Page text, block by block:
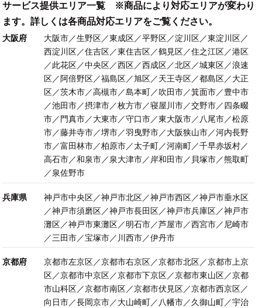
サービス提供エリア一覧 ※商品により対応エリアが変わり
ます。詳しくは各商品対応エリアをご覧ください。
大阪府
大阪市／生野区／東成区／平野区／淀川区／東淀川区／
西淀川区／住吉区／東住吉区／鶴見区／住之江区／港区
／此花区／中央区／西区／西成区／北区／城東区／浪速
区／阿倍野区／福島区／旭区／天王寺区／都島区／大正
区／茨木市／高槻市／島本町／吹田市／箕面市／豊中市
／池田市／摂津市／枚方市／寝屋川市／交野市／四条畷
市／門真市／大東市／守口市／東大阪市／八尾市／松原
市／藤井寺市／堺市／羽曳野市／大阪狭山市／河内長野
市／富田林市／柏原市／太子町／河南町／千早赤坂村／
高石市／和泉市／泉大津市／岸和田市／貝塚市／熊取町
／泉佐野市
兵庫県
神戸市中央区／神戸市北区／神戸市西区／神戸市垂水区
／神戸市須磨区／神戸市長田区／神戸市兵庫区／神戸市
灘区／神戸市東灘区／明石市／芦屋市／西宮市／尼崎市
／三田市／宝塚市／川西市／伊丹市
京都府
京都市左京区／京都市右京区／京都市北区／京都市上京
区／京都市中京区／京都市下京区／京都市東山区／京都
市山科区／京都市南区／京都市伏見区／京都市西京区／
向日市／長岡京市／大山崎町／八幡市／久御山町／宇治